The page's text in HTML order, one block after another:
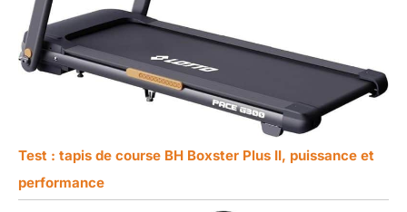
Test : tapis de course BH Boxster Plus II, puissance et
performance